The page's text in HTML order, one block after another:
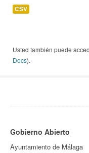
CSV
Usted también puede
Docs).
Gobierno Abierto
Ayuntamiento de Málaga